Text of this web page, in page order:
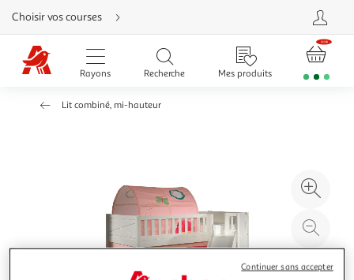
Aller
directement
au
contenu
Aller
directement
Aller
Choisir vos courses
Rayons Recherche Mes produits
Lit combiné, mi-hauteur
à
Continuer sans accepter